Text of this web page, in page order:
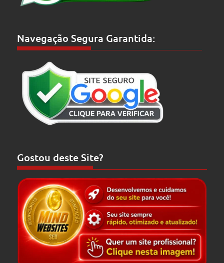
Navegação Segura Garantida:
Gostou deste Site?